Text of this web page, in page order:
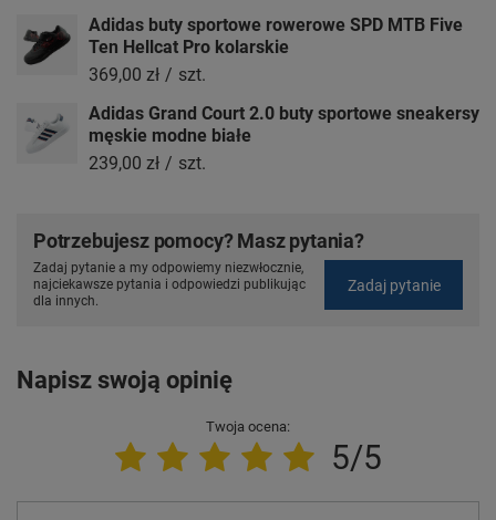
Adidas buty sportowe rowerowe SPD MTB Five
Ten Hellcat Pro kolarskie
369,00 zł / szt.
Adidas Grand Court 2.0 buty sportowe sneakersy
męskie modne białe
239,00 zł / szt.
Potrzebujesz pomocy? Masz pytania?
Zadaj pytanie a my odpowiemy niezwłocznie,
najciekawsze pytania i odpowiedzi publikując
dla innych.
Zadaj pytanie
Napisz swoją opinię
Twoja ocena:
5/5